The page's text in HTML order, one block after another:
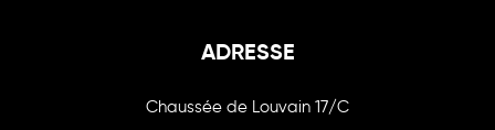
ADRESSE
Chaussée de Louvain 17/C